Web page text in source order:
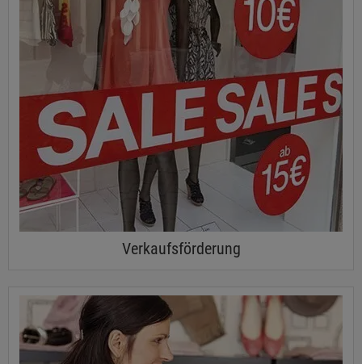
Verkaufsförderung